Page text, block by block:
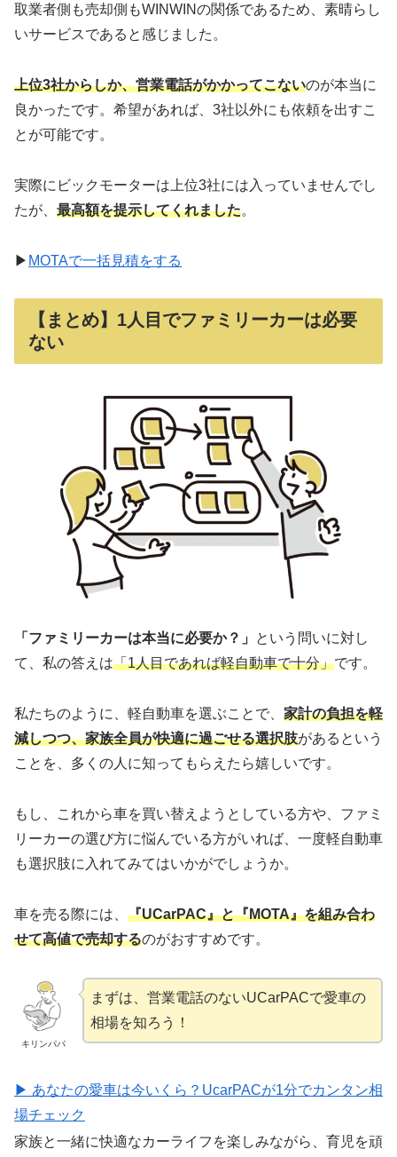
取業者側も売却側もWINWINの関係であるため、素晴らし
いサービスであると感じました。
上位3社からしか、営業電話がかかってこないのが本当に
良かったです。希望があれば、3社以外にも依頼を出すこ
とが可能です。
実際にビックモーターは上位3社には入っていませんでし
たが、 最高額を提示してくれました。
▶ MOTAで一括見積をする
【まとめ】1人目でファミリーカーは必要
ない
「ファミリーカーは本当に必要か？」
という問いに対し
て、私の答えは「1人目であれば軽自動車で十分」です。
私たちのように、軽自動車を選ぶことで、 家計の負担を軽
減しつつ、家族全員が快適に過ごせる選択肢があるという
ことを、多くの人に知ってもらえたら嬉しいです。
もし、これから車を買い替えようとしている方や、ファミ
リーカーの選び方に悩んでいる方がいれば、一度軽自動車
も選択肢に入れてみてはいかがでしょうか。
車を売る際には、 『UCarPAC』と『MOTA』を組み合わ
せて高値で売却するのがおすすめです。
キリンパパ
まずは、営業電話のないUCarPACで愛車の
相場を知ろう！
▶ あなたの愛車は今いくら？UcarPACが1分でカンタン相
場チェック
家族と一緒に快適なカーライフを楽しみながら、育児を頑